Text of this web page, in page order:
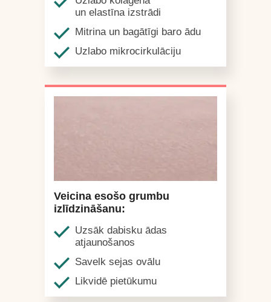
un elastīna izstrādi
Mitrina un bagātīgi baro ādu
Uzlabo mikrocirkulāciju
Veicina esošo grumbu
izlīdzināšanu:
Uzsāk dabisku ādas
atjaunošanos
Savelk sejas ovālu
Likvidē pietūkumu